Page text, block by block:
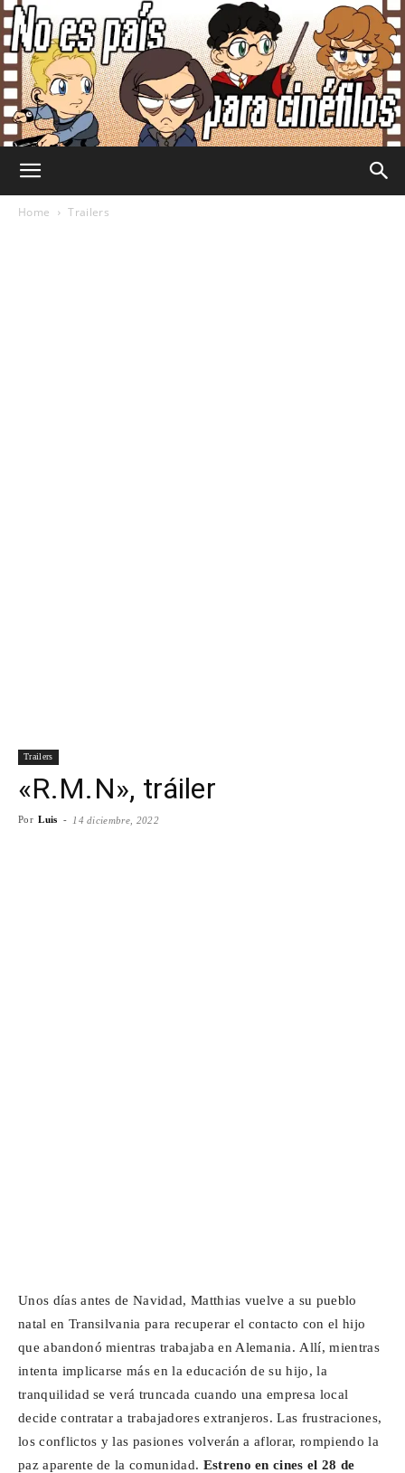
Home Trailers
Trailers
«R.M.N», tráiler
Por Luis - 14 diciembre, 2022
Unos días antes de Navidad, Matthias vuelve a su pueblo
natal en Transilvania para recuperar el contacto con el hijo
que abandonó mientras trabajaba en Alemania. Allí, mientras
intenta implicarse más en la educación de su hijo, la
tranquilidad se verá truncada cuando una empresa local
decide contratar a trabajadores extranjeros. Las frustraciones,
los conflictos y las pasiones volverán a aflorar, rompiendo la
paz aparente de la comunidad. Estreno en cines el 28 de